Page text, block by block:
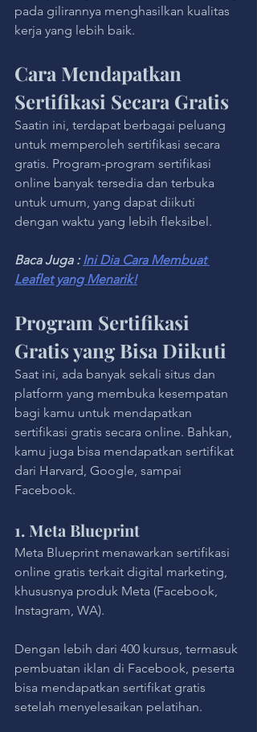
pada gilirannya menghasilkan kualitas
kerja yang lebih baik.
Cara Mendapatkan
Sertifikasi Secara Gratis
Saatin ini, terdapat berbagai peluang
untuk memperoleh sertifikasi secara
gratis. Program-program sertifikasi
online banyak tersedia dan terbuka
untuk umum, yang dapat diikuti
dengan waktu yang lebih fleksibel.
Baca Juga : Ini Dia Cara Membuat
Leaflet yang Menarik!
Program Sertifikasi
Gratis yang Bisa Diikuti
Saat ini, ada banyak sekali situs dan
platform yang membuka kesempatan
bagi kamu untuk mendapatkan
sertifikasi gratis secara online. Bahkan,
kamu juga bisa mendapatkan sertifikat
dari Harvard, Google, sampai
Facebook.
1. Meta Blueprint
Meta Blueprint menawarkan sertifikasi
online gratis terkait digital marketing,
khususnya produk Meta (Facebook,
Instagram, WA).
Dengan lebih dari 400 kursus, termasuk
pembuatan iklan di Facebook, peserta
bisa mendapatkan sertifikat gratis
setelah menyelesaikan pelatihan.